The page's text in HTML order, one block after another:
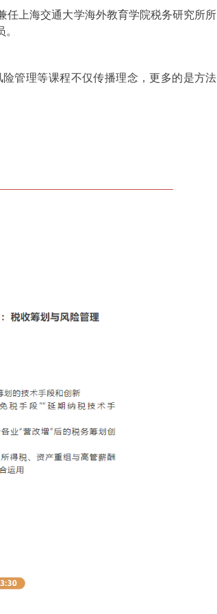
上海交通大学海外教育学院税务研究所所
管理等课程不仅传播理念，更多的是方法